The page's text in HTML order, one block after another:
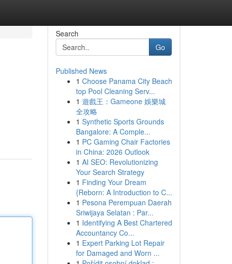
Search
Go
Published News
1 Choose Panama City Beach
top Pool Cleaning Serv...
1 遊戲王：Gameone 娛樂城
全攻略
1 Synthetic Sports Grounds
Bangalore: A Comple...
1 PC Gaming Chair Factories
in China: 2026 Outlook
1 AI SEO: Revolutionizing
Your Search Strategy
1 Finding Your Dream
{Reborn: A Introduction to C...
1 Pesona Perempuan Daerah
Sriwijaya Selatan : Par...
1 Identifying A Best Chartered
Accountancy Co...
1 Expert Parking Lot Repair
for Damaged and Worn ...